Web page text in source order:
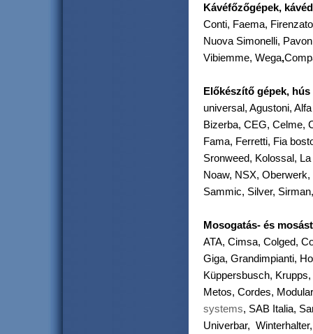
Kávéfőzőgépek,
Conti, Faema,
Nuova Simonelli,
Vibiemme, Wega,
Előkészítő gépek,
universal, Agustoni,
Bizerba, CEG, Celme,
Fama, Ferretti, Fia
Sronweed, Kolossal,
Noaw, NSX,
Sammic, Silver,
Mosogatás- és
ATA, Cimsa, Colged,
Giga, Grandimpianti,
Küppersbusch,
Metos, Cordes,
systems, SAB Italia,
Univerbar,